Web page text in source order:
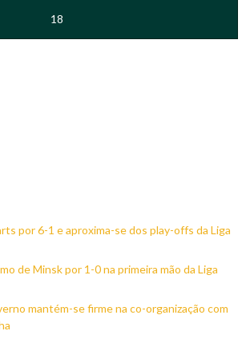
18
por 6-1 e aproxima-se dos play-offs da Liga
de Minsk por 1-0 na primeira mão da Liga
mantém-se firme na co-organização com